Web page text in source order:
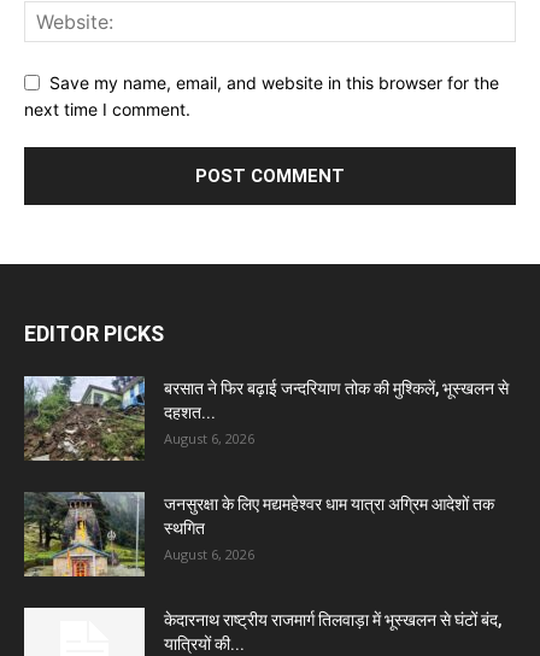
Save my name, email, and website in this browser for the
next time I comment.
EDITOR PICKS
बरसात ने फिर बढ़ाई जन्दरियाण तोक की मुश्किलें, भूस्खलन से
दहशत...
August 6, 2026
जनसुरक्षा के लिए मद्यमहेश्वर धाम यात्रा अग्रिम आदेशों तक
स्थगित
August 6, 2026
केदारनाथ राष्ट्रीय राजमार्ग तिलवाड़ा में भूस्खलन से घंटों बंद,
यात्रियों की...